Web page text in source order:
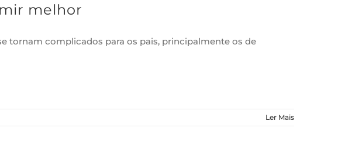
melhor
tornam complicados para os pais, principalmente os de
Ler Mais